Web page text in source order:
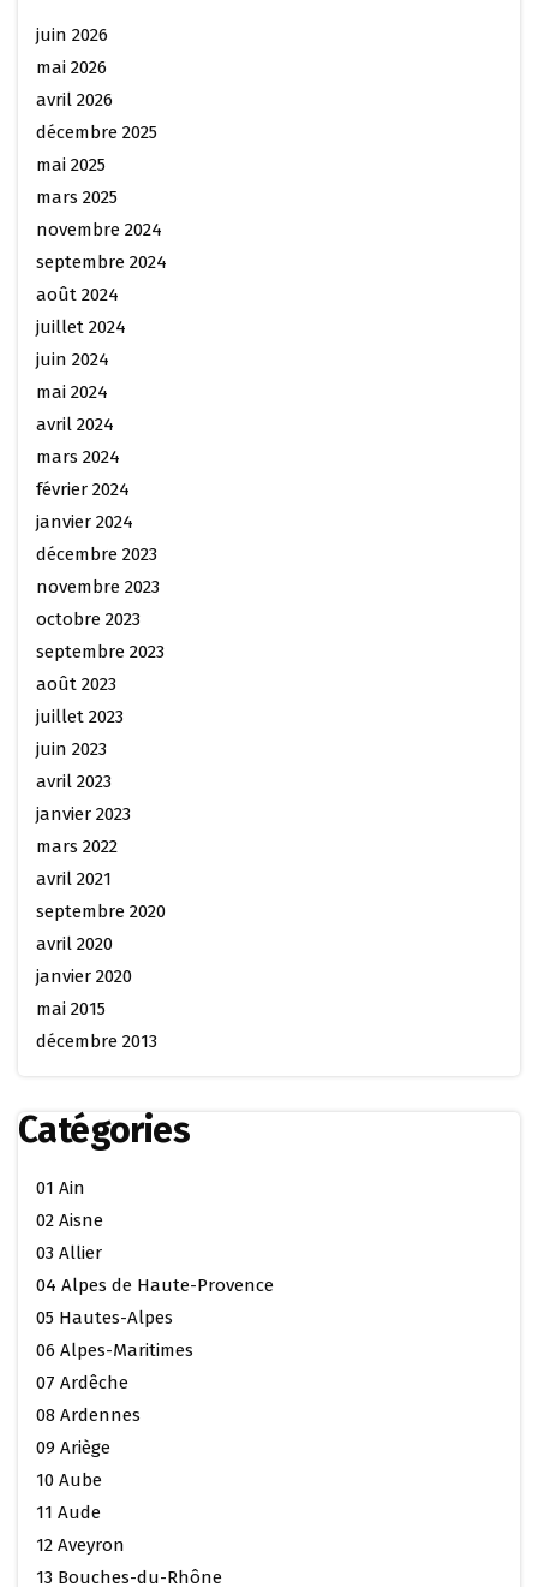
juin 2026
mai 2026
avril 2026
décembre 2025
mai 2025
mars 2025
novembre 2024
septembre 2024
août 2024
juillet 2024
juin 2024
mai 2024
avril 2024
mars 2024
février 2024
janvier 2024
décembre 2023
novembre 2023
octobre 2023
septembre 2023
août 2023
juillet 2023
juin 2023
avril 2023
janvier 2023
mars 2022
avril 2021
septembre 2020
avril 2020
janvier 2020
mai 2015
décembre 2013
Catégories
01 Ain
02 Aisne
03 Allier
04 Alpes de Haute-Provence
05 Hautes-Alpes
06 Alpes-Maritimes
07 Ardêche
08 Ardennes
09 Ariège
10 Aube
11 Aude
12 Aveyron
13 Bouches-du-Rhône